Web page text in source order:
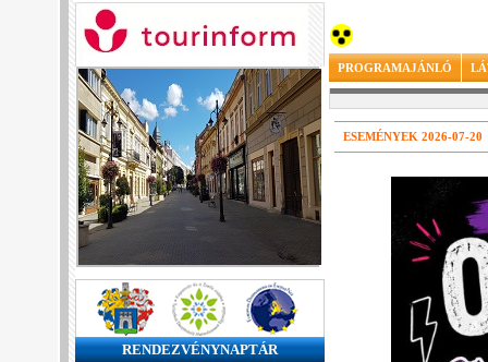
RENDEZVÉNYNAPTÁR
PROGRAMAJÁNLÓ
ESEMÉNYEK 2026-07-20